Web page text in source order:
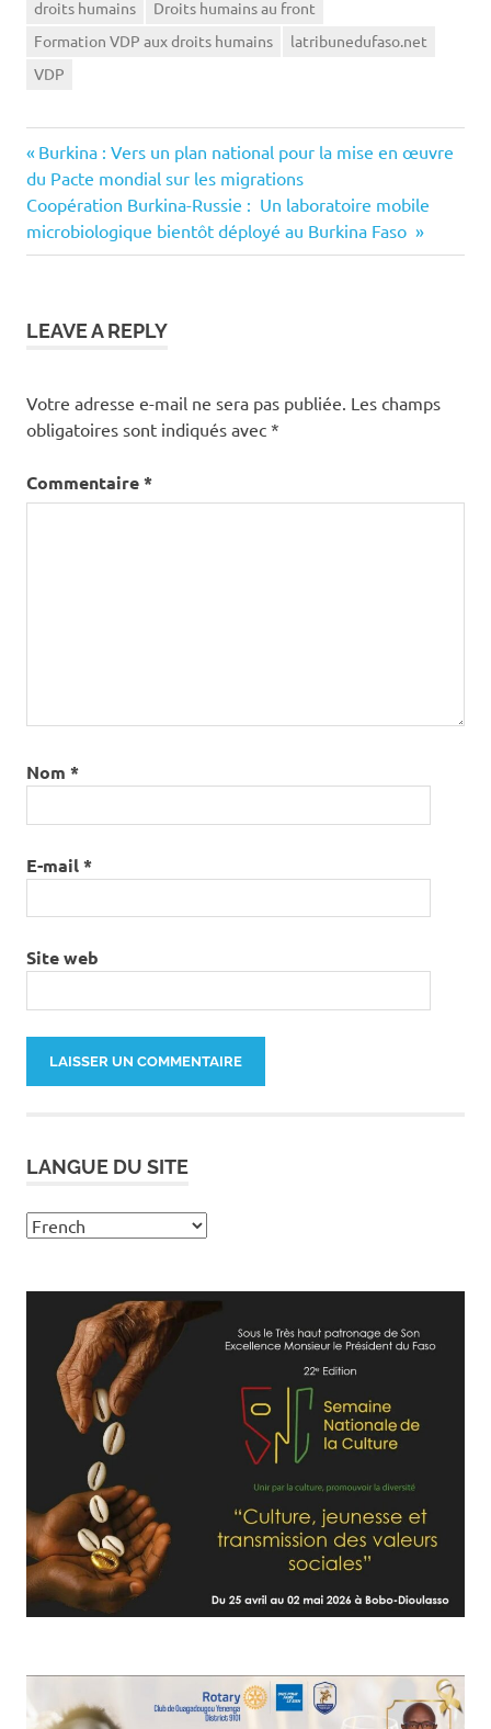
droits humains
Droits humains au front
Formation VDP aux droits humains
latribunedufaso.net
VDP
Navigation
de
l’article
Previous
Post:
Burkina : Vers un plan national pour la mise en œuvre
du Pacte mondial sur les migrations
Next
Post:
Coopération Burkina-Russie : Un laboratoire mobile
microbiologique bientôt déployé au Burkina Faso
LEAVE A REPLY
Votre adresse e-mail ne sera pas publiée. Les champs
obligatoires sont indiqués avec *
Commentaire*
Nom *
E-mail*
Site web
LANGUE DU SITE